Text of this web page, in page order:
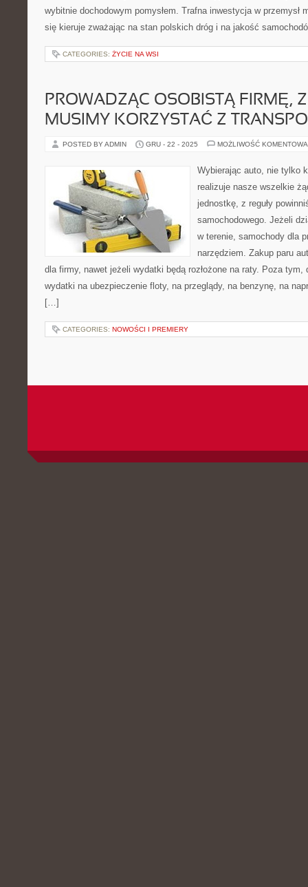
wybitnie dochodowym pomysłem. Trafna inwestycja w przemysł
się kieruje zważając na stan polskich dróg i na jakość
CATEGORIES: ŻYCIE NA WSI
PROWADZĄC OSOBISTĄ FIRMĘ,
MUSIMY KORZYSTAĆ Z
POSTED BY ADMIN GRU - 22 - 2025 MOŻLIWOŚĆ
Wybierając auto, nie tylko
realizuje nasze wszelkie
jednostkę, z reguły
samochodowego. Jeżeli
w terenie, samochody dla
narzędziem. Zakup paru
dla firmy, nawet jeżeli wydatki będą rozłożone na raty. Poza tym,
wydatki na ubezpieczenie floty, na przeglądy, na benzynę, na
[…]
CATEGORIES: NOWOŚCI I PREMIERY